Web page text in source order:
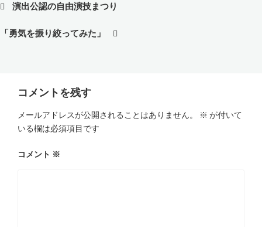
ナ
演出公認の自由演技まつり
「勇気を振り絞ってみた」
コメントを残す
メールアドレスが公開されることはありません。 ※ が付いて
いる欄は必須項目です
コメント ※